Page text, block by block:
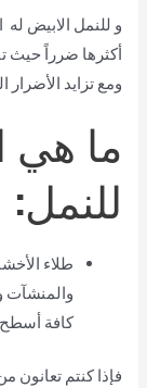
و للنمل الابيض
أكثرها ضرراً حيث
ومع تزايد الأضرار
ما هي
للنمل:
طلاء
والمنشآت
كافة أسطح
فإذا كنتم تعانون